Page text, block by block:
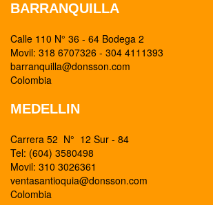
BARRANQUILLA
Calle 110 N° 36 - 64 Bodega 2
Movil: 318 6707326 - 304 4111393
barranquilla@donsson.com
Colombia
MEDELLIN
Carrera 52 N° 12 Sur - 84
Tel: (604) 3580498
Movil: 310 3026361
ventasantioquia@donsson.com
Colombia